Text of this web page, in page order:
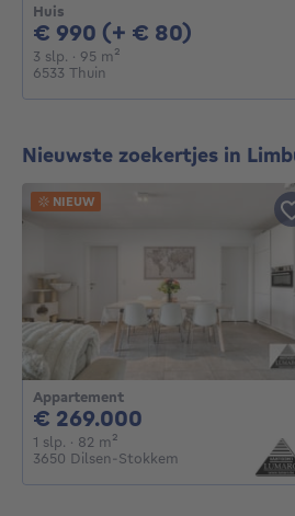
Huis
€ 990 (+ € 80) 990€ +
3 slp. 3 slaapkamers
· 95 m²
6533 Thuin
Nieuwste zoekertjes in
Appartement
€ 269.000
1 slp. 1 slaapkamer
· 82 m²
3650 Dilsen-Stokkem
NIEUW